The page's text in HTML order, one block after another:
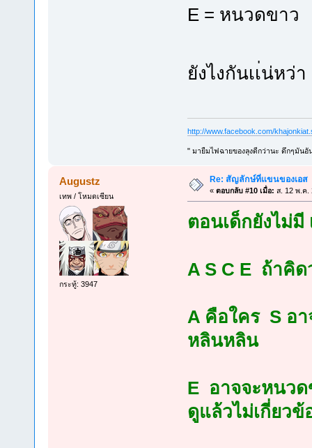
E = หนวดขาว
ยังไงกันเเ่น่หว่
http://www.facebook.com/
" มายืมไฟฉายของลุงดีกว่านะ ดึกๆมันอั
Augustz
เทพ / โหมดเซียน
กระทู้: 3947
Re: สัญลักษ์ที่แขนของเอส
« ตอบกลับ #10 เมื่อ: ส. 12 พ.ค.
ตอนเด็กยังไม่มี
A S C E ถ้าคิ
A คือใคร S อ
หลินหลิน
E อาจจะหนว
ดูแล้วไม่เกี่ยวข้